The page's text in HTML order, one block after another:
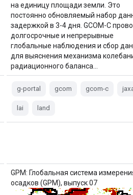
на единицу площади земли. Это
постоянно обновляемый набор
задержкой в ​​3-4 дня. GCOM-C
долгосрочные и непрерывные
глобальные наблюдения и сбор
для выяснения механизма
радиационного баланса…
g-portal gcom gcom-c
lai land
GPM: Глобальная система
осадков (GPM), выпуск 07